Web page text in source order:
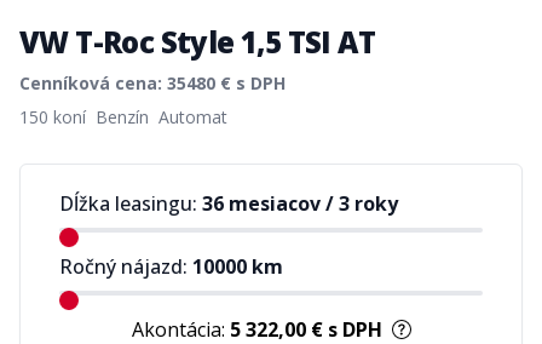
VW T-Roc Style 1,5 TSI AT
Cenníková cena: 35480 € s DPH
Product information
150 koní Benzín Automat
Dĺžka leasingu: 36 mesiacov/3 roky
Ročný nájazd: 10000 km
Akontácia: 5 322,00 € s DPH